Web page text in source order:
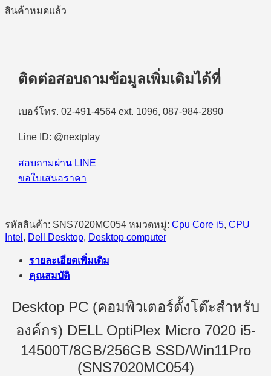
สินค้าหมดแล้ว
ติดต่อสอบถามข้อมูลเพิ่มเติมได้ที่
เบอร์โทร. 02-491-4564 ext. 1096, 087-984-2890
Line ID: @nextplay
สอบถามผ่าน LINE
ขอใบเสนอราคา
รหัสสินค้า: SNS7020MC054 หมวดหมู่: Cpu Core i5, CPU
Intel , Dell Desktop, Desktop computer
รายละเอียดเพิ่มเติม
คุณสมบัติ
Desktop PC (คอมพิวเตอร์ตั้งโต๊ะสำหรับ
องค์กร) DELL OptiPlex Micro 7020 i5-
14500T/8GB/256GB SSD/Win11Pro
(SNS7020MC054)